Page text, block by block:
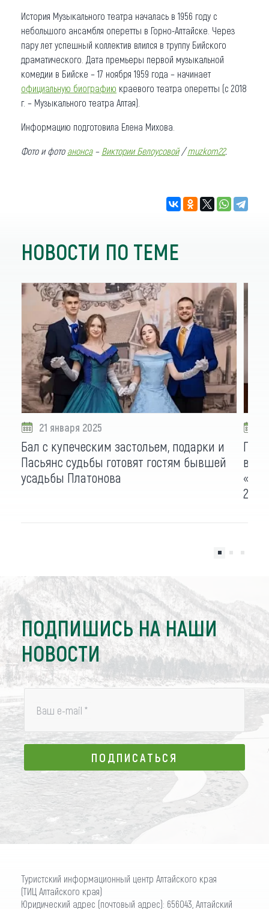
История Музыкального театра началась в 1956 году с
небольшого ансамбля оперетты в Горно-Алтайске. Через
пару лет успешный коллектив влился в труппу Бийского
драматического. Дата премьеры первой музыкальной
комедии в Бийске – 17 ноября 1959 года – начинает
официальную биографию краевого театра оперетты (с 2018
г. – Музыкального театра Алтая).
Информацию подготовила Елена Михова.
Фото и фото анонса– Виктории Белоусовой/muzkom22.
НОВОСТИ ПО ТЕМЕ
21 января 2025
Бал с купеческим застольем, подарки и
Пасьянс судьбы готовят гостям бывшей
усадьбы Платонова
250-
ПОДПИШИСЬ НА НАШИ
НОВОСТИ
Ваш e-mail *
ПОДПИСАТЬСЯ
ПОДПИСАТЬСЯ
Туристский информационный центр Алтайского края
(ТИЦ Алтайского края)
Юридический адрес (почтовый адрес): 656043, Алтайский